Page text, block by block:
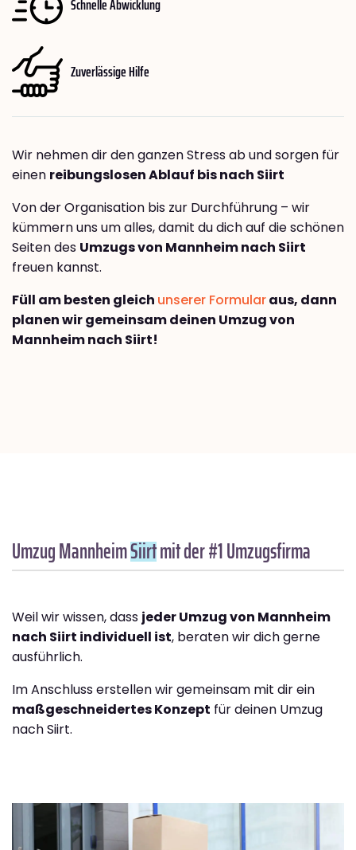
Schnelle Abwicklung
Zuverlässige Hilfe
Wir nehmen dir den ganzen Stress ab und sorgen für
einen reibungslosen Ablauf bis nach Siirt
Von der Organisation bis zur Durchführung – wir
kümmern uns um alles, damit du dich auf die schönen
Seiten des Umzugs von Mannheim nach Siirt
freuen kannst.
Füll am besten gleich unserer Formularaus, dann
planen wir gemeinsam deinen Umzug von
Mannheim nach Siirt!
Umzug MannheimSiirtmit der #1 Umzugsfirma
Weil wir wissen, dass jeder Umzug von Mannheim
nach Siirt individuell ist, beraten wir dich gerne
ausführlich.
Im Anschluss erstellen wir gemeinsam mit dir ein
maßgeschneidertes Konzept für deinen Umzug
nach Siirt.